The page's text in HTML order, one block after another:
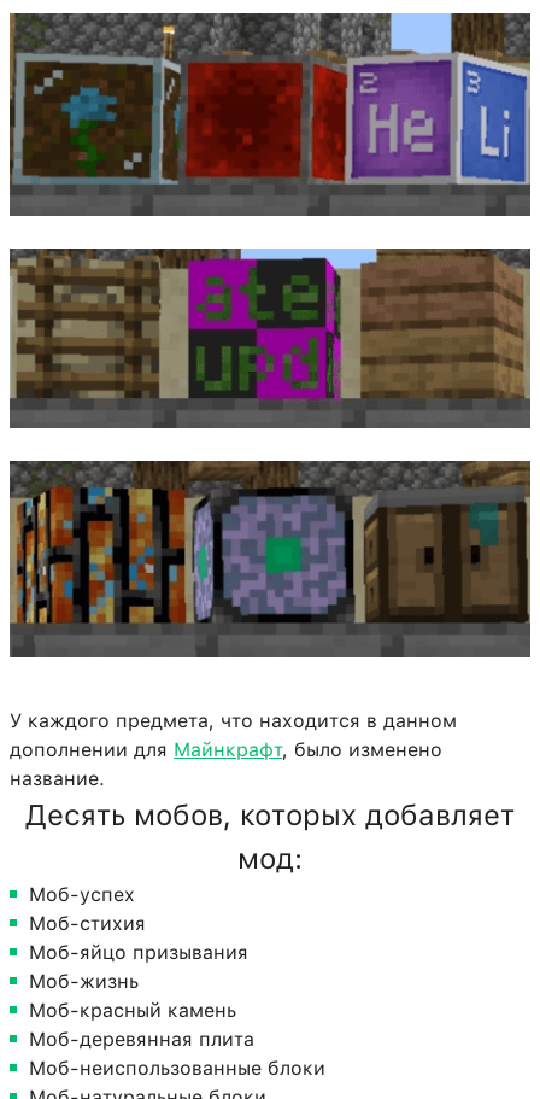
У каждого предмета, что находится в данном
дополнении для Майнкрафт, было изменено
название.
Десять мобов, которых добавляет
мод:
Моб-успех
Моб-стихия
Моб-яйцо призывания
Моб-жизнь
Моб-красный камень
Моб-деревянная плита
Моб-неиспользованные блоки